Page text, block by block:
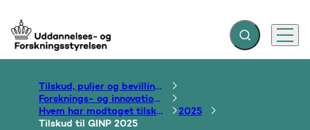
Gå til forsiden Fold søgefelt ud
Menu
Tilskud, puljer og bevillinger
Forsknings- og innovationsområdet
Hvem har modtaget tilskud?
2025
Tilskud til GINP 2025